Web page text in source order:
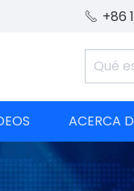
 +86
ACERCA